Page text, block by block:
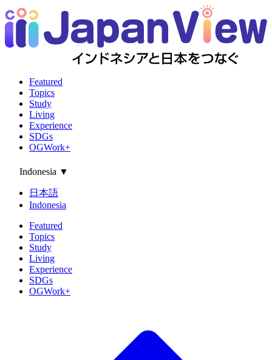
Featured
Topics
Study
Living
Experience
SDGs
OGWork+
Indonesia ▼
日本語
Indonesia
Featured
Topics
Study
Living
Experience
SDGs
OGWork+